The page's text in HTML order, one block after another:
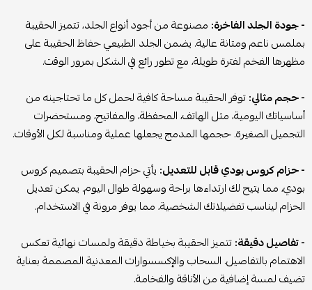
- جودة الجلد الفاخرة: مصنوعة من أجود أنواع الجلد، تتميز الحقيبة
بملمس ناعم ومتانة عالية. يضمن الجلد الطبيعي حفاظ الحقيبة على
مظهرها الفخم لفترة طويلة، مع تطور رائع في الشكل بمرور الوقت.
- حجم مثالي:توفر الحقيبة مساحة كافية لحمل كل ما تحتاجينه من
أساسياتك اليومية، مثل الهاتف، المحفظة، والمفاتيح، ومستحضرات
التجميل الصغيرة. حجمها المدمج يجعلها عملية ومناسبة لكل الأوقات.
- حزام كروس بودي قابل للتعديل: يأتي حزام الحقيبة بتصميم كروس
بودي، مما يتيح لك ارتداءها براحة وسهولة طوال اليوم. يمكن تعديل
الحزام ليناسب تفضيلاتك الشخصية، مما يوفر مرونة في الاستخدام.
- تفاصيل دقيقة:تتميز الحقيبة بخياطة دقيقة ولمسات نهائية تعكس
الاهتمام بالتفاصيل. السحاب والإكسسوارات المعدنية المصممة بعناية
تضيف لمسة إضافية من الأناقة والفخامة.